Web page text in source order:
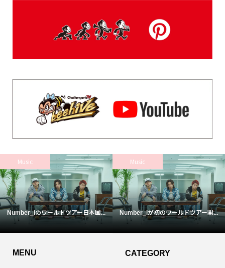
Music
Number_iのワールドツアー日本国...
Music
Number_iが初のワールドツアー開...
MENU CATEGORY